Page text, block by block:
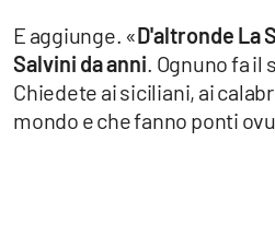
E aggiunge. «D'altronde La
Salvini da anni. Ognuno fa il
Chiedete ai siciliani, ai
mondo e che fanno ponti